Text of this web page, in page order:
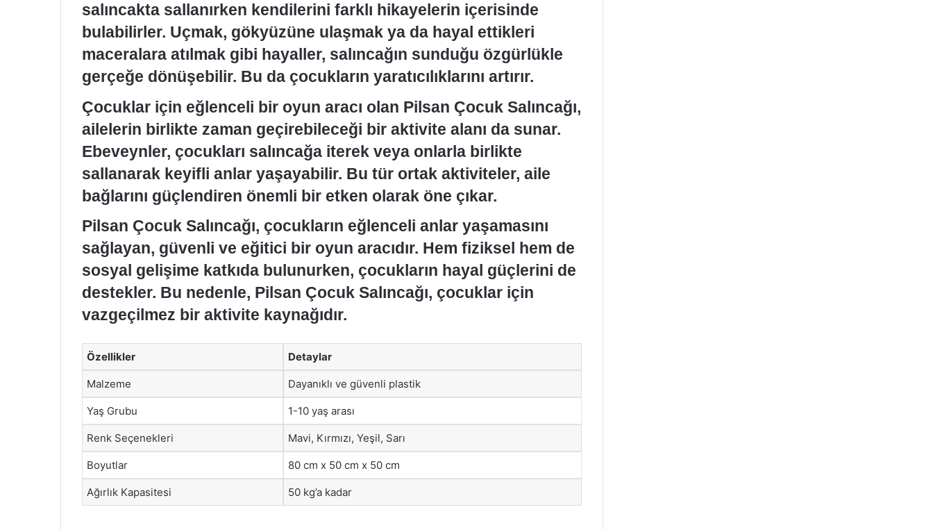
salıncakta sallanırken kendilerini farklı hikayelerin içerisinde
bulabilirler. Uçmak, gökyüzüne ulaşmak ya da hayal ettikleri
maceralara atılmak gibi hayaller, salıncağın sunduğu özgürlükle
gerçeğe dönüşebilir. Bu da çocukların yaratıcılıklarını artırır.
Çocuklar için eğlenceli bir oyun aracı olan Pilsan Çocuk Salıncağı,
ailelerin birlikte zaman geçirebileceği bir aktivite alanı da sunar.
Ebeveynler, çocukları salıncağa iterek veya onlarla birlikte
sallanarak keyifli anlar yaşayabilir. Bu tür ortak aktiviteler, aile
bağlarını güçlendiren önemli bir etken olarak öne çıkar.
Pilsan Çocuk Salıncağı, çocukların eğlenceli anlar yaşamasını
sağlayan, güvenli ve eğitici bir oyun aracıdır. Hem fiziksel hem de
sosyal gelişime katkıda bulunurken, çocukların hayal güçlerini de
destekler. Bu nedenle, Pilsan Çocuk Salıncağı, çocuklar için
vazgeçilmez bir aktivite kaynağıdır.
Özellikler Detaylar
Malzeme Dayanıklı ve güvenli plastik
Yaş Grubu 1-10 yaş arası
Renk Seçenekleri Mavi, Kırmızı, Yeşil, Sarı
Boyutlar 80 cm x 50 cm x 50 cm
Ağırlık Kapasitesi 50 kg’a kadar